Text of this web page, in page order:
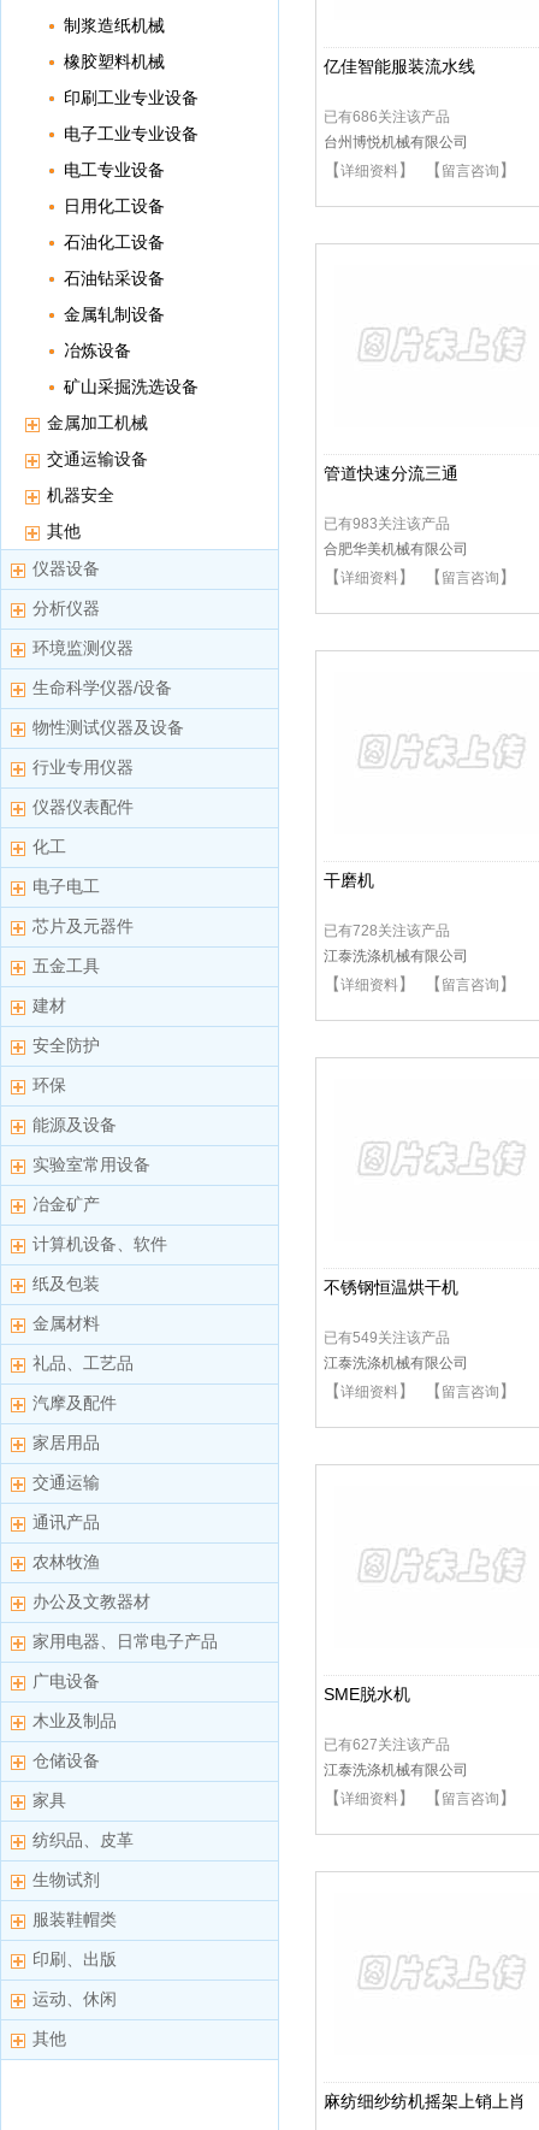
制浆造纸机械
橡胶塑料机械
印刷工业专业设备
电子工业专业设备
电工专业设备
日用化工设备
石油化工设备
石油钻采设备
金属轧制设备
冶炼设备
矿山采掘洗选设备
金属加工机械
交通运输设备
机器安全
其他
仪器设备
分析仪器
环境监测仪器
生命科学仪器/设备
物性测试仪器及设备
行业专用仪器
仪器仪表配件
化工
电子电工
芯片及元器件
五金工具
建材
安全防护
环保
能源及设备
实验室常用设备
冶金矿产
计算机设备、软件
纸及包装
金属材料
礼品、工艺品
汽摩及配件
家居用品
交通运输
通讯产品
农林牧渔
办公及文教器材
家用电器、日常电子产品
广电设备
木业及制品
仓储设备
家具
纺织品、皮革
生物试剂
服装鞋帽类
印刷、出版
运动、休闲
其他
亿佳智能服装流水线
已有686关注该产品
台州博悦机械有限公司
【详细资料】 【 留言咨询 】
管道快速分流三通
已有983关注该产品
合肥华美机械有限公司
【详细资料】 【 留言咨询 】
干磨机
已有728关注该产品
江泰洗涤机械有限公司
【详细资料】 【 留言咨询 】
不锈钢恒温烘干机
已有549关注该产品
江泰洗涤机械有限公司
【详细资料】 【 留言咨询 】
SME脱水机
已有627关注该产品
江泰洗涤机械有限公司
【详细资料】 【 留言咨询 】
麻纺细纱纺机摇架上销上肖